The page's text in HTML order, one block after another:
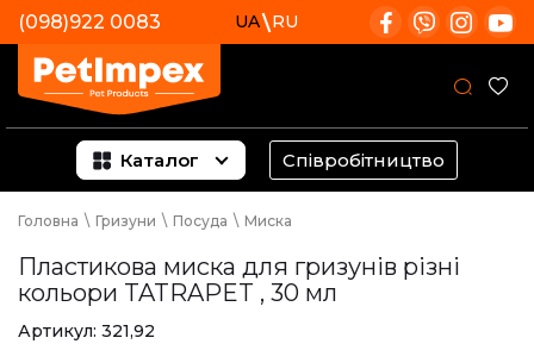
(098)922 0083 UA RU
Каталог Співробітництво
Головна \ Гризуни \ Посуда \ Миска
Пластикова миска для гризунів різні
кольори TATRAPET , 30 мл
Артикул: 321,92